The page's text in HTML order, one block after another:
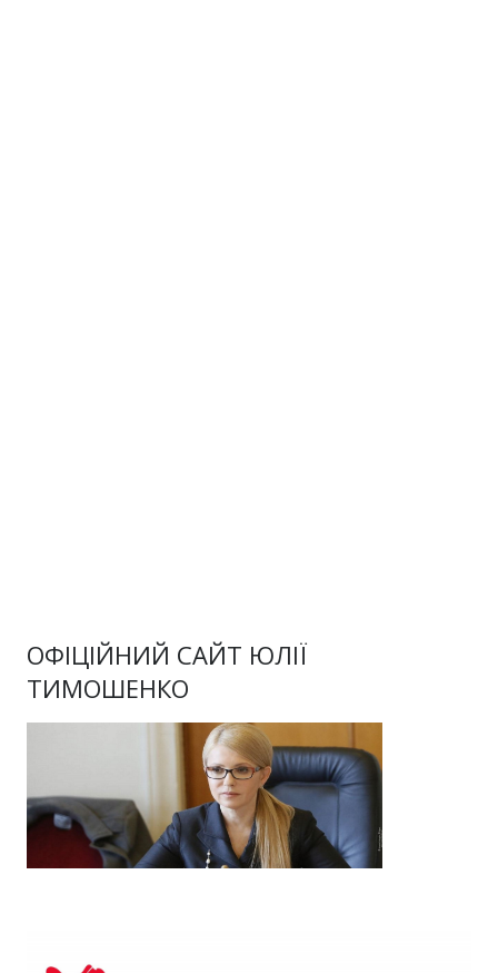
ОФІЦІЙНИЙ САЙТ ЮЛІЇ
ТИМОШЕНКО